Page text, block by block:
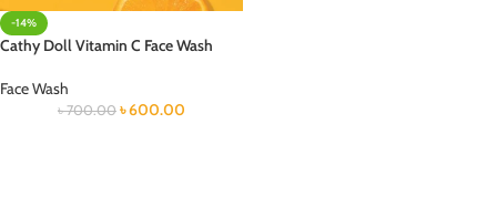
-14%
Cathy Doll Vitamin C Face Wash
Face Wash
৳700.00 ৳600.00